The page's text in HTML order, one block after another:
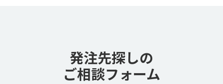
発注先探しの
ご相談フォーム